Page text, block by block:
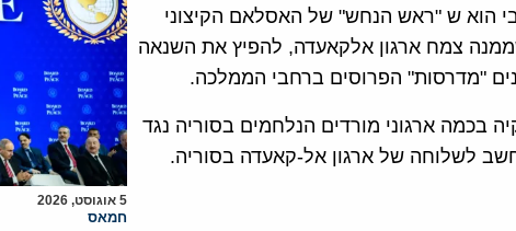
הוא ש "ראש הנחש" של האסלאם הקיצוני
צמח ארגון אלקאעדה, להפיץ את השנאה
"מדרסות" הפרוסים ברחבי הממלכה.
בכמה ארגוני מורדים הנלחמים בסוריה נגד
לשלוחה של ארגון אל-קאעדה בסוריה.
5 אוגוסט, 2026
חמאס